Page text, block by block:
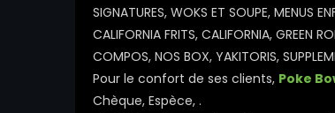
SIGNATURES, WOKS ET SOUPE, MENUS
CALIFORNIA FRITS, CALIFORNIA, GREEN
COMPOS, NOS BOX, YAKITORIS,
Pour le confort de ses clients, Poke
Chèque, Espèce, .